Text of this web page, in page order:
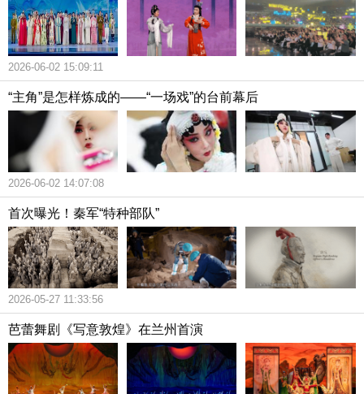
2026-06-02 15:09:11
“主角”是怎样炼成的——“一场戏”的台前幕后
2026-06-02 14:07:08
首次曝光！秦军“特种部队”
2026-05-27 11:33:56
芭蕾舞剧《写意敦煌》在兰州首演